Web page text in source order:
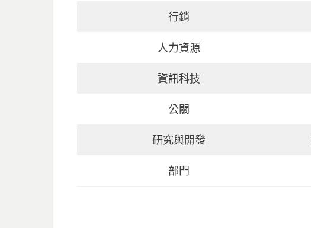
行銷
人力資源
資訊科技
公關
研究與開發
部門